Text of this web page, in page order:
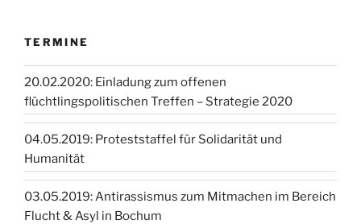
TERMINE
20.02.2020: Einladung zum offenen
flüchtlingspolitischen Treffen – Strategie 2020
04.05.2019: Proteststaffel für Solidarität und
Humanität
03.05.2019: Antirassismus zum Mitmachen im Bereich
Flucht & Asyl in Bochum